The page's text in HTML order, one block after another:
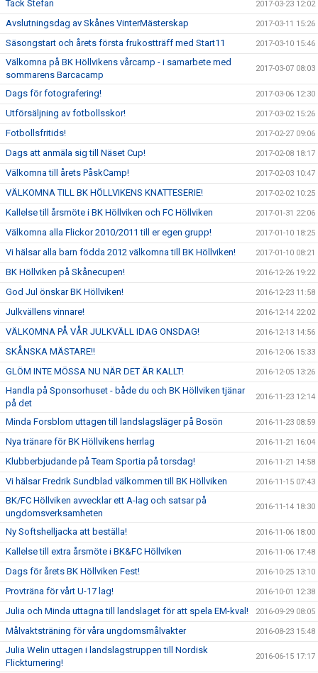
Tack Stefan 2017-03-23 12:02
Avslutningsdag av Skånes VinterMästerskap 2017-03-11 15:26
Säsongstart och årets första frukostträff med Start11 2017-03-10 15:46
Välkomna på BK Höllvikens vårcamp - i samarbete med
sommarens Barcacamp
2017-03-07 08:03
Dags för fotografering! 2017-03-06 12:30
Utförsäljning av fotbollsskor! 2017-03-02 15:26
Fotbollsfritids! 2017-02-27 09:06
Dags att anmäla sig till Näset Cup! 2017-02-08 18:17
Välkomna till årets PåskCamp! 2017-02-03 10:47
VÄLKOMNA TILL BK HÖLLVIKENS KNATTESERIE! 2017-02-02 10:25
Kallelse till årsmöte i BK Höllviken och FC Höllviken 2017-01-31 22:06
Välkomna alla Flickor 2010/2011 till er egen grupp! 2017-01-10 18:25
Vi hälsar alla barn födda 2012 välkomna till BK Höllviken! 2017-01-10 08:21
BK Höllviken på Skånecupen! 2016-12-26 19:22
God Jul önskar BK Höllviken! 2016-12-23 11:58
Julkvällens vinnare! 2016-12-14 22:02
VÄLKOMNA PÅ VÅR JULKVÄLL IDAG ONSDAG! 2016-12-13 14:56
SKÅNSKA MÄSTARE!! 2016-12-06 15:33
GLÖM INTE MÖSSA NU NÄR DET ÄR KALLT! 2016-12-05 13:26
Handla på Sponsorhuset - både du och BK Höllviken tjänar
på det
2016-11-23 12:14
Minda Forsblom uttagen till landslagsläger på Bosön 2016-11-23 08:59
Nya tränare för BK Höllvikens herrlag 2016-11-21 16:04
Klubberbjudande på Team Sportia på torsdag! 2016-11-21 14:58
Vi hälsar Fredrik Sundblad välkommen till BK Höllviken 2016-11-15 07:43
BK/FC Höllviken avvecklar ett A-lag och satsar på
ungdomsverksamheten
2016-11-14 18:30
Ny Softshelljacka att beställa! 2016-11-06 18:00
Kallelse till extra årsmöte i BK&FC Höllviken 2016-11-06 17:48
Dags för årets BK Höllviken Fest! 2016-10-25 13:10
Provträna för vårt U-17 lag! 2016-10-01 12:38
Julia och Minda uttagna till landslaget för att spela EM-kval! 2016-09-29 08:05
Målvaktsträning för våra ungdomsmålvakter 2016-08-23 15:48
Julia Welin uttagen i landslagstruppen till Nordisk
Flickturnering!
2016-06-15 17:17